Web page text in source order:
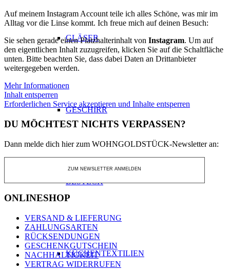
GLÄSER
GESCHIRR
BESTECK
KÜCHENTEXTILIEN
Auf meinem Instagram Account teile ich alles Schöne, was mir im
Alltag vor die Linse kommt. Ich freue mich auf deinen Besuch:
Sie sehen gerade einen Platzhalterinhalt von Instagram. Um auf
den eigentlichen Inhalt zuzugreifen, klicken Sie auf die Schaltfläche
unten. Bitte beachten Sie, dass dabei Daten an Drittanbieter
weitergegeben werden.
Mehr Informationen
Inhalt entsperren
Erforderlichen Service akzeptieren und Inhalte entsperren
DU MÖCHTEST NICHTS VERPASSEN?
Dann melde dich hier zum WOHNGOLDSTÜCK-Newsletter an:
ZUM NEWSLETTER ANMELDEN
ONLINESHOP
VERSAND & LIEFERUNG
ZAHLUNGSARTEN
RÜCKSENDUNGEN
GESCHENKGUTSCHEIN
NACHHALTIGKEIT
VERTRAG WIDERRUFEN